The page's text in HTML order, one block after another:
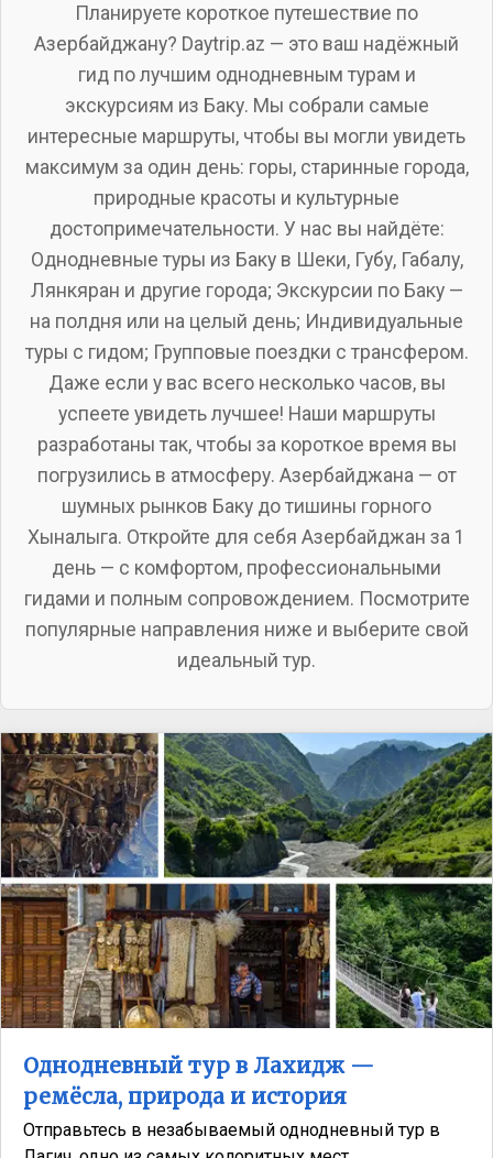
Планируете короткое путешествие по
Азербайджану? Daytrip.az — это ваш надёжный
гид по лучшим однодневным турам и
экскурсиям из Баку. Мы собрали самые
интересные маршруты, чтобы вы могли увидеть
максимум за один день: горы, старинные города,
природные красоты и культурные
достопримечательности. У нас вы найдёте:
Однодневные туры из Баку в Шеки, Губу, Габалу,
Лянкяран и другие города; Экскурсии по Баку —
на полдня или на целый день; Индивидуальные
туры с гидом; Групповые поездки с трансфером.
Даже если у вас всего несколько часов, вы
успеете увидеть лучшее! Наши маршруты
разработаны так, чтобы за короткое время вы
погрузились в атмосферу. Азербайджана — от
шумных рынков Баку до тишины горного
Хыналыга. Откройте для себя Азербайджан за 1
день — с комфортом, профессиональными
гидами и полным сопровождением. Посмотрите
популярные направления ниже и выберите свой
идеальный тур.
Однодневный тур в Лахидж —
ремёсла, природа и история
Отправьтесь в незабываемый однодневный тур в